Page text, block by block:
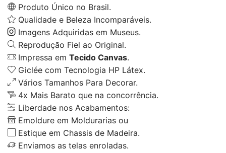
Produto Único no Brasil.
Qualidade e Beleza Incomparáveis.
Imagens Adquiridas em Museus.
Reprodução Fiel ao Original.
Impressa em Tecido Canvas.
Giclée com Tecnologia HP Látex.
Vários Tamanhos Para Decorar.
4x Mais Barato que na concorrência.
Liberdade nos Acabamentos:
Emoldure em Moldurarias ou
Estique em Chassis de Madeira.
Enviamos as telas enroladas.